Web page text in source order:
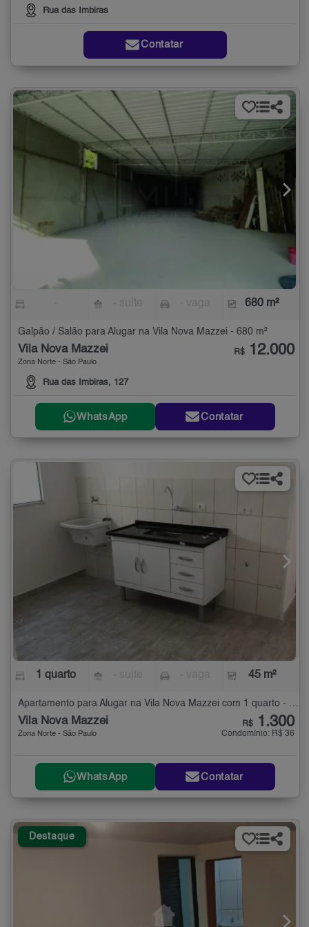
Rua das Imbiras
Contatar
680 m²
Galpão / Salão para Alugar na Vila Nova Mazzei - 680 m²
Vila Nova Mazzei
Zona Norte - São Paulo
Rua das Imbiras, 127
R$ 12.000
WhatsApp Contatar
1 quarto 45 m²
Apartamento para Alugar na Vila Nova Mazzei com 1 quarto - 45 m²
Vila Nova Mazzei
Zona Norte - São Paulo
R$ 1.300
Condomínio: R$ 36
WhatsApp Contatar
Destaque